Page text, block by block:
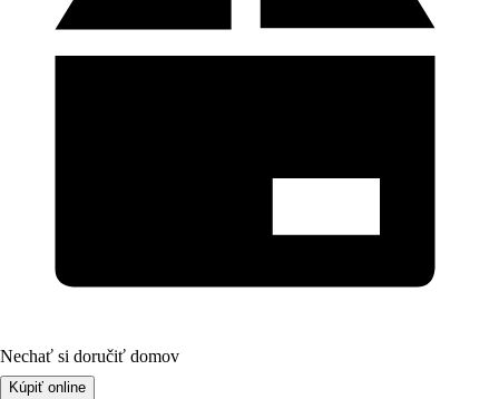
Nechať si doručiť domov
Kúpiť online